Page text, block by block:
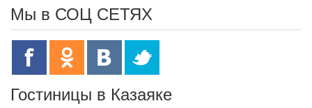
Мы в СОЦ СЕТЯХ
Гостиницы в Казаяке